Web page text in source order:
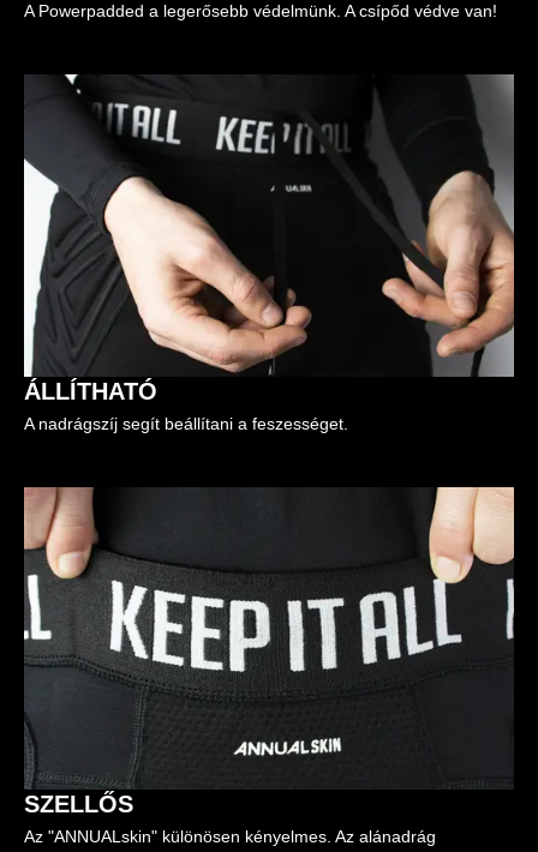
A Powerpadded a legerősebb védelmünk. A csípőd védve van!
ÁLLÍTHATÓ
A nadrágszíj segít beállítani a feszességet.
SZELLŐS
Az "ANNUALskin" különösen kényelmes. Az alánadrág